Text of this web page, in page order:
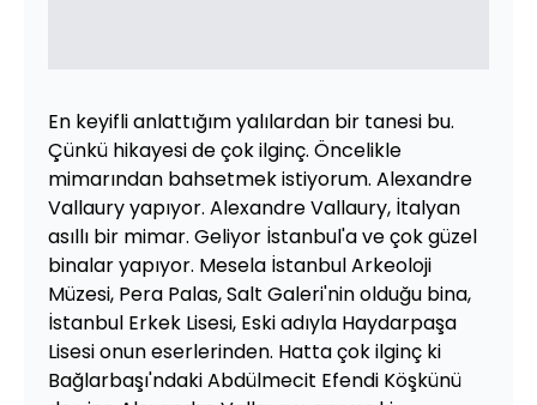
En keyifli anlattığım yalılardan bir tanesi bu.
Çünkü hikayesi de çok ilginç. Öncelikle
mimarından bahsetmek istiyorum. Alexandre
Vallaury yapıyor. Alexandre Vallaury, İtalyan
asıllı bir mimar. Geliyor İstanbul'a ve çok güzel
binalar yapıyor. Mesela İstanbul Arkeoloji
Müzesi, Pera Palas, Salt Galeri'nin olduğu bina,
İstanbul Erkek Lisesi, Eski adıyla Haydarpaşa
Lisesi onun eserlerinden. Hatta çok ilginç ki
Bağlarbaşı'ndaki Abdülmecit Efendi Köşkünü